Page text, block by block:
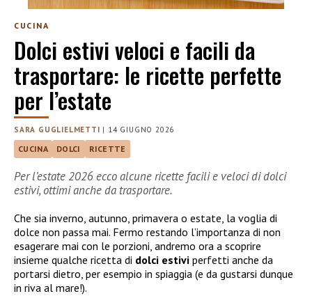
CUCINA
Dolci estivi veloci e facili da
trasportare: le ricette perfette
per l’estate
SARA GUGLIELMETTI | 14 GIUGNO 2026
CUCINA DOLCI RICETTE
Per l’estate 2026 ecco alcune ricette facili e veloci di dolci
estivi, ottimi anche da trasportare.
Che sia inverno, autunno, primavera o estate, la voglia di
dolce non passa mai. Fermo restando l’importanza di non
esagerare mai con le porzioni, andremo ora a scoprire
insieme qualche ricetta di dolci estivi perfetti anche da
portarsi dietro, per esempio in spiaggia (e da gustarsi dunque
in riva al mare!).